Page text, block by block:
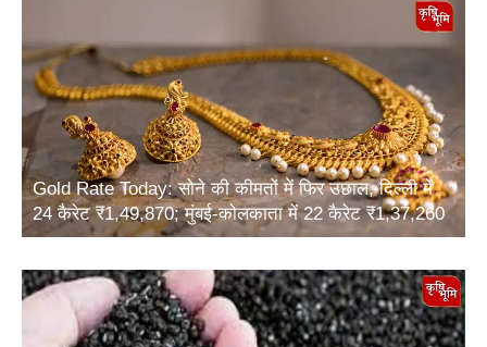
Gold Rate Today: सोने की कीमतों में फिर उछाल, दिल्ली में
24 कैरेट ₹1,49,870; मुंबई-कोलकाता में 22 कैरेट ₹1,37,260